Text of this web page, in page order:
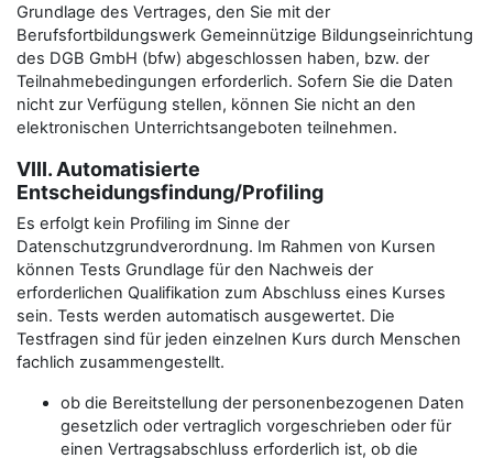
Grundlage des Vertrages, den Sie mit der
Berufsfortbildungswerk Gemeinnützige Bildungseinrichtung
des DGB GmbH (bfw) abgeschlossen haben, bzw. der
Teilnahmebedingungen erforderlich. Sofern Sie die Daten
nicht zur Verfügung stellen, können Sie nicht an den
elektronischen Unterrichtsangeboten teilnehmen.
VIII. Automatisierte
Entscheidungsfindung/Profiling
Es erfolgt kein Profiling im Sinne der
Datenschutzgrundverordnung. Im Rahmen von Kursen
können Tests Grundlage für den Nachweis der
erforderlichen Qualifikation zum Abschluss eines Kurses
sein. Tests werden automatisch ausgewertet. Die
Testfragen sind für jeden einzelnen Kurs durch Menschen
fachlich zusammengestellt.
ob die Bereitstellung der personenbezogenen Daten
gesetzlich oder vertraglich vorgeschrieben oder für
einen Vertragsabschluss erforderlich ist, ob die